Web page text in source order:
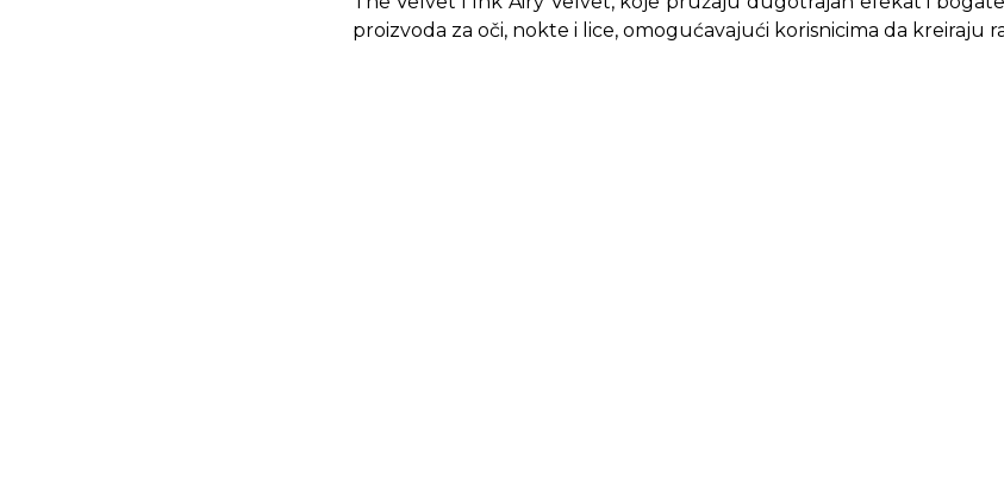
proizvoda za oči, nokte i lice, omogućavajući korisnicima da kreiraju